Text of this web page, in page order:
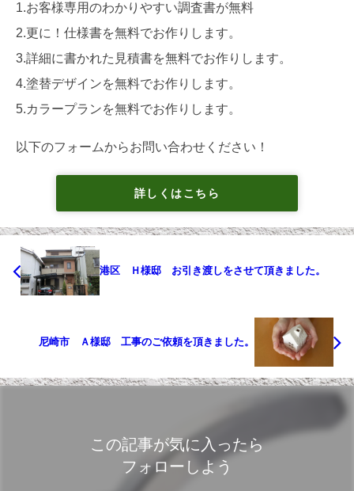
1.お客様専用のわかりやすい調査書が無料
2.更に！仕様書を無料でお作りします。
3.詳細に書かれた見積書を無料でお作りします。
4.塗替デザインを無料でお作りします。
5.カラープランを無料でお作りします。
以下のフォームからお問い合わせください！
詳しくはこちら
港区 Ｈ様邸 お引き渡しをさせて頂きました。
尼崎市 Ａ様邸 工事のご依頼を頂きました。
この記事が気に入ったら
フォローしよう